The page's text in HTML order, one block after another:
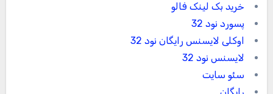
خرید بک لینک فالو
پسورد نود 32
اوکلی لایسنس رایگان نود 32
لایسنس نود 32
سئو سایت